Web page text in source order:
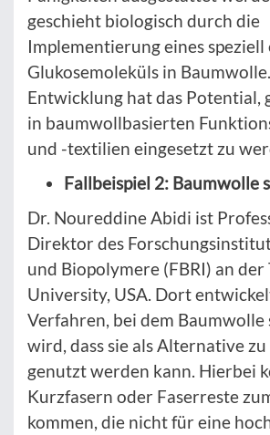
geschieht biologisch durch die
Implementierung eines
Glukosemoleküls in
Entwicklung hat das
in baumwollbasierten
und -textilien eingesetzt zu
Fallbeispiel 2: Baumwolle
Dr. Noureddine Abidi ist
Direktor des
und Biopolymere (FBRI) an der
University, USA. Dort
Verfahren, bei dem
wird, dass sie als Alternative
genutzt werden kann. Hierbei
Kurzfasern oder Faserreste
kommen, die nicht für eine